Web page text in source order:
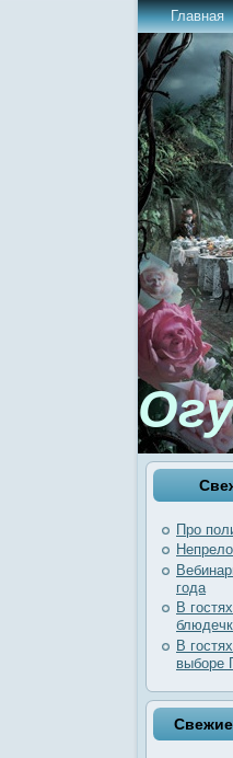
Главная
Про
года
В
В
выборе